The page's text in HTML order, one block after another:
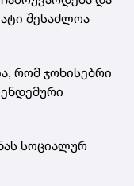
შესაძლოა
რომ ჯოხისებრი
სოციალურ